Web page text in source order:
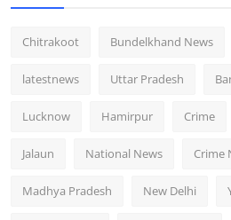
Chitrakoot Bundelkhand News
latestnews Uttar Pradesh
Lucknow Hamirpur Crime
Jalaun National News Crime
Madhya Pradesh New Delhi